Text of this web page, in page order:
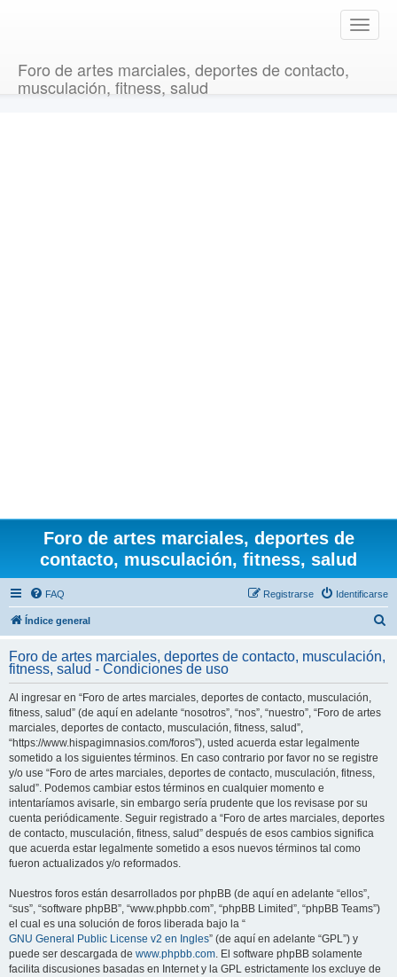
T
o
Foro de artes marciales, deportes de contacto,
musculación, fitness, salud
Foro de artes marciales, deportes de
contacto, musculación, fitness, salud
FAQ Identificarse
Registrarse
Índice general
c
Foro de artes marciales, deportes de contacto, musculación,
fitness, salud - Condiciones de uso
Al ingresar en “Foro de artes marciales, deportes de contacto, musculación,
fitness, salud” (de aquí en adelante “nosotros”, “nos”, “nuestro”, “Foro de artes
marciales, deportes de contacto, musculación, fitness, salud”,
“https://www.hispagimnasios.com/foros”), usted acuerda estar legalmente
sometido a los siguientes términos. En caso contrario por favor no se registre
y/o use “Foro de artes marciales, deportes de contacto, musculación, fitness,
salud”. Podemos cambiar estos términos en cualquier momento e
intentaríamos avisarle, sin embargo sería prudente que los revisase por su
cuenta periódicamente. Seguir registrado a “Foro de artes marciales, deportes
de contacto, musculación, fitness, salud” después de esos cambios significa
que acuerda estar legalmente sometido a esos nuevos términos tal como
fueron actualizados y/o reformados.
Nuestros foros están desarrollados por phpBB (de aquí en adelante “ellos”,
“sus”, “software phpBB”, “www.phpbb.com”, “phpBB Limited”, “phpBB Teams”)
el cual es una solución de foros liberada bajo la “
GNU General Public License v2 en Ingles” (de aquí en adelante “GPL”) y
puede ser descargada de www.phpbb.com. El software phpBB solamente
facilita discusiones basadas en Internet y la GPL estrictamente los excluye de